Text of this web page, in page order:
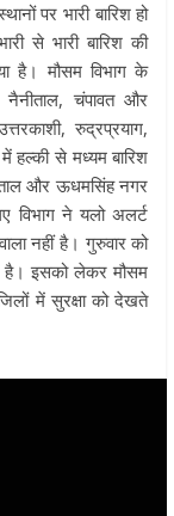
धामी ने
का किया भ्रमण,
प्रबंधन व्यवस्थाओं की
पर भारी बारिश हो
से भारी बारिश की
है। मौसम विभाग के
नैनीताल, चंपावत और
रुद्रप्रयाग,
हल्की से मध्यम बारिश
और ऊधमसिंह नगर
विभाग ने यलो अलर्ट
नहीं है। गुरुवार को
है। इसको लेकर मौसम
में सुरक्षा को देखते